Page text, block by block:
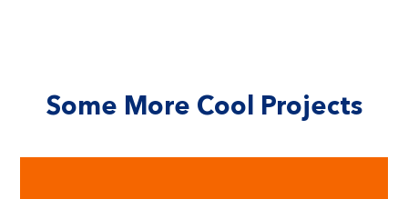
Some More Cool Projects